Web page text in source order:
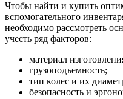
Чтобы найти и купить
вспомогательного
необходимо рассмотреть
учесть ряд факторов:
материал
грузоподъемность;
тип колес и их
безопасность и